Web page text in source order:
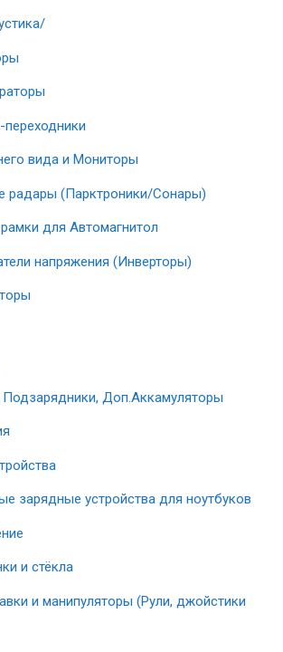
переходники
вида и Мониторы
радары (Парктроники/Сонары)
для Автомагнитол
напряжения (Инверторы)
Подзарядники, Доп.Аккамуляторы
зарядные устройства для ноутбуков
и стёкла
и манипуляторы (Рули, джойстики